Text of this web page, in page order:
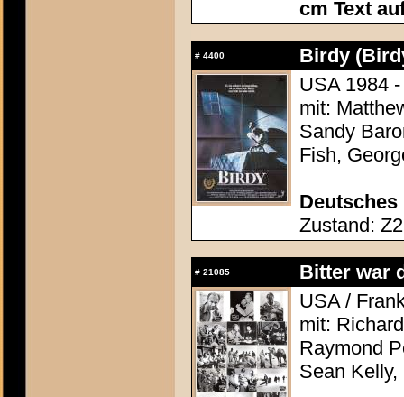
cm Text
# 4400
Birdy
USA 1984
mit:
Sandy
Fish,
Deutsches
Zustand:
# 21085
Bitter war
USA /
mit:
Raymond
Sean